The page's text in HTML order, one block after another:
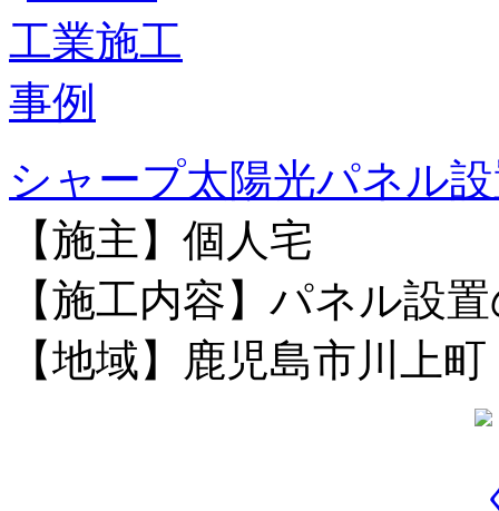
シャープ太陽光パネル
【施主】個人宅
【施工内容】パネル設
【地域】鹿児島市川上町